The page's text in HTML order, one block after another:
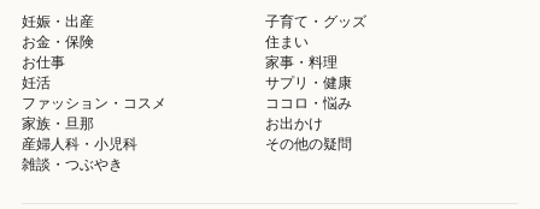
妊娠・出産
子育て・グッズ
お金・保険
住まい
お仕事
家事・料理
妊活
サプリ・健康
ファッション・コスメ
ココロ・悩み
家族・旦那
お出かけ
産婦人科・小児科
その他の疑問
雑談・つぶやき